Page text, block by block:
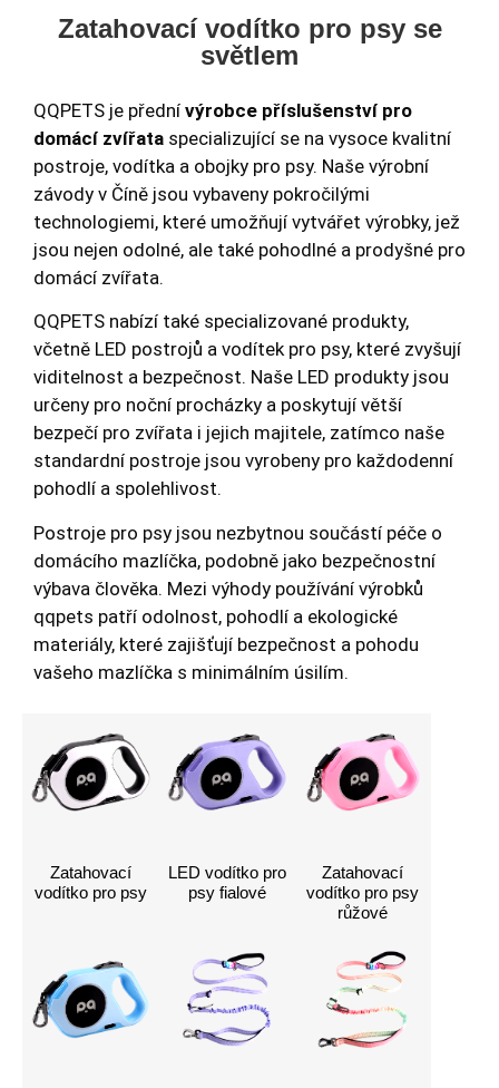
Zatahovací vodítko pro psy se
světlem
QQPETS je přední výrobce příslušenství pro
domácí zvířata specializující se na vysoce kvalitní
postroje, vodítka a obojky pro psy. Naše výrobní
závody v Číně jsou vybaveny pokročilými
technologiemi, které umožňují vytvářet výrobky, jež
jsou nejen odolné, ale také pohodlné a prodyšné pro
domácí zvířata.
QQPETS nabízí také specializované produkty,
včetně LED postrojů a vodítek pro psy, které zvyšují
viditelnost a bezpečnost. Naše LED produkty jsou
určeny pro noční procházky a poskytují větší
bezpečí pro zvířata i jejich majitele, zatímco naše
standardní postroje jsou vyrobeny pro každodenní
pohodlí a spolehlivost.
Postroje pro psy jsou nezbytnou součástí péče o
domácího mazlíčka, podobně jako bezpečnostní
výbava člověka. Mezi výhody používání výrobků
qqpets patří odolnost, pohodlí a ekologické
materiály, které zajišťují bezpečnost a pohodu
vašeho mazlíčka s minimálním úsilím.
Zatahovací
vodítko pro psy
LED vodítko pro
psy fialové
Zatahovací
vodítko pro psy
růžové